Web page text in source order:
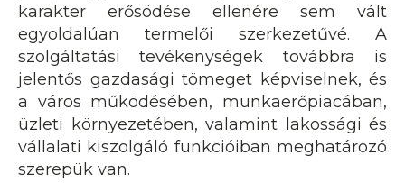
karakter erősödése ellenére sem vált
egyoldalúan termelői szerkezetűvé. A
szolgáltatási tevékenységek továbbra is
jelentős gazdasági tömeget képviselnek, és
a város működésében, munkaerőpiacában,
üzleti környezetében, valamint lakossági és
vállalati kiszolgáló funkcióiban meghatározó
szerepük van.